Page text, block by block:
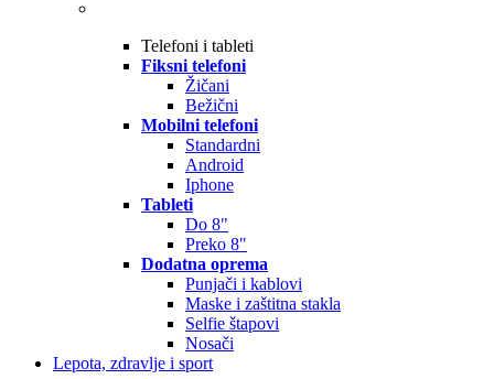
Telefoni i tableti
Fiksni telefoni
Žičani
Bežični
Mobilni telefoni
Standardni
Android
Iphone
Tableti
Do 8"
Preko 8"
Dodatna oprema
Punjači i kablovi
Maske i zaštitna stakla
Selfie štapovi
Nosači
Lepota, zdravlje i sport